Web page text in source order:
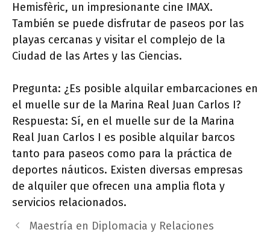
Hemisfèric, un impresionante cine IMAX.
También se puede disfrutar de paseos por las
playas cercanas y visitar el complejo de la
Ciudad de las Artes y las Ciencias.
Pregunta: ¿Es posible alquilar embarcaciones en
el muelle sur de la Marina Real Juan Carlos I?
Respuesta: Sí, en el muelle sur de la Marina
Real Juan Carlos I es posible alquilar barcos
tanto para paseos como para la práctica de
deportes náuticos. Existen diversas empresas
de alquiler que ofrecen una amplia flota y
servicios relacionados.
Maestría en Diplomacia y Relaciones